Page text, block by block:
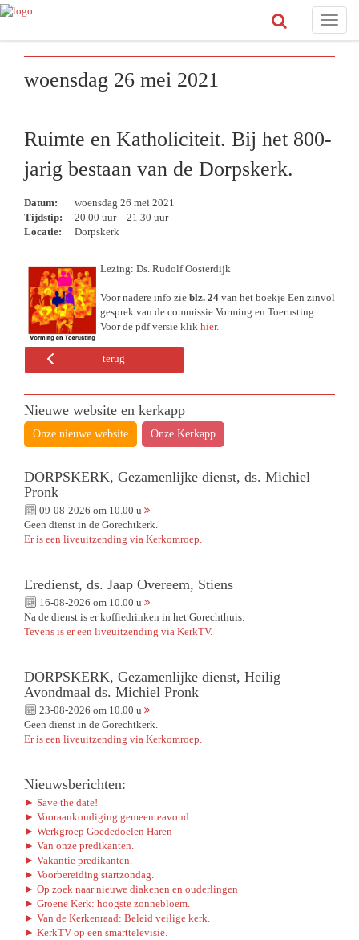
Toggle
woensdag 26 mei 2021
Ruimte en Katholiciteit. Bij het 800-
jarig bestaan van de Dorpskerk.
Datum:
woensdag 26 mei 2021
Tijdstip:
20.00 uur - 21.30 uur
Locatie:
Dorpskerk
Lezing: Ds. Rudolf Oosterdijk
Voor nadere info zie blz. 24 van het boekje Een zinvol
gesprek van de commissie Vorming en Toerusting.
Voor de pdf versie klik hier.
terug
Nieuwe website en kerkapp
Onze nieuwe website Onze Kerkapp
DORPSKERK, Gezamenlijke dienst, ds. Michiel
Pronk
09-08-2026 om 10.00 u
Geen dienst in de Gorechtkerk.
Er is een liveuitzending via Kerkomroep.
Eredienst, ds. Jaap Overeem, Stiens
16-08-2026 om 10.00 u
Na de dienst is er koffiedrinken in het Gorechthuis.
Tevens is er een liveuitzending via KerkTV.
DORPSKERK, Gezamenlijke dienst, Heilig
Avondmaal ds. Michiel Pronk
23-08-2026 om 10.00 u
Geen dienst in de Gorechtkerk.
Er is een liveuitzending via Kerkomroep.
Nieuwsberichten:
► Save the date!
► Vooraankondiging gemeenteavond.
► Werkgroep Goededoelen Haren
► Van onze predikanten.
► Vakantie predikanten.
► Voorbereiding startzondag.
► Op zoek naar nieuwe diakenen en ouderlingen
► Groene Kerk: hoogste zonnebloem.
► Van de Kerkenraad: Beleid veilige kerk.
► KerkTV op een smarttelevisie.